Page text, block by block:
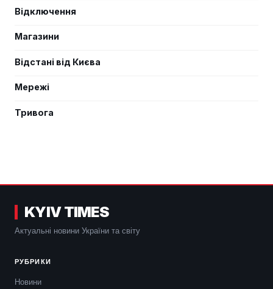
Відключення
Магазини
Відстані від Києва
Мережі
Тривога
KYIV TIMES
Актуальні новини України та світу
РУБРИКИ
Новини